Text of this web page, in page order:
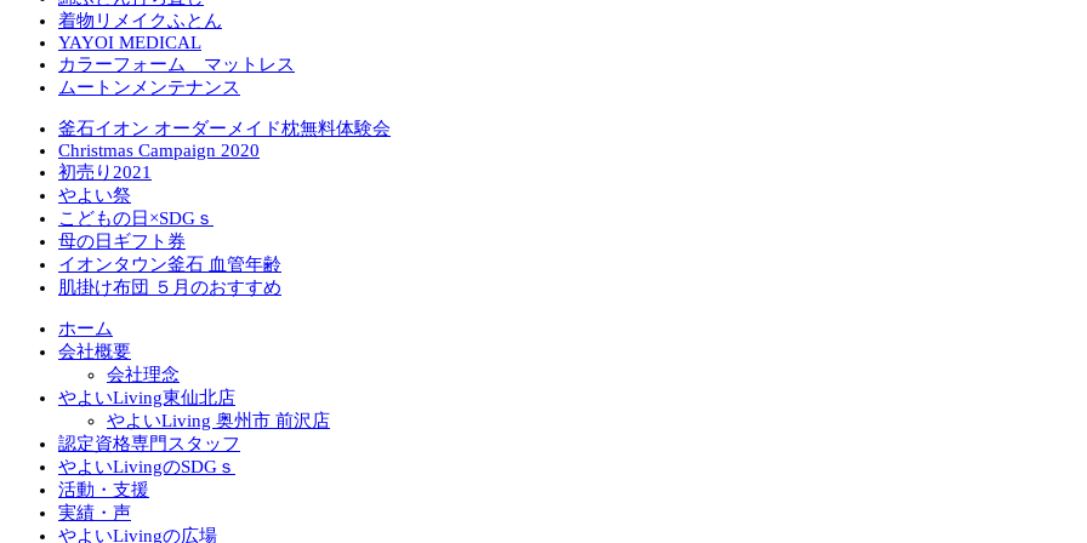
着物リメイクふとん
YAYOI MEDICAL
カラーフォーム マットレス
ムートンメンテナンス
釜石イオン オーダーメイド枕無料体験会
Christmas Campaign 2020
初売り2021
やよい祭
こどもの日×SDGｓ
母の日ギフト券
イオンタウン釜石 血管年齢
肌掛け布団 ５月のおすすめ
ホーム
会社概要
会社理念
やよいLiving東仙北店
やよいLiving 奥州市 前沢店
認定資格専門スタッフ
やよいLivingのSDGｓ
活動・支援
実績・声
やよいLivingの広場